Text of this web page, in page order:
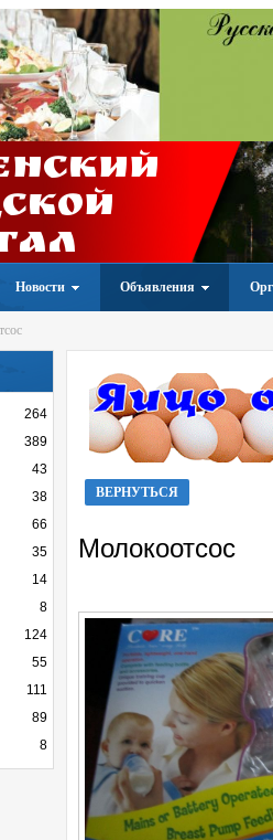
Новости Объявления
ВЕРНУТЬСЯ
Молокоотсос
264
389
43
38
66
35
14
8
124
55
111
89
8